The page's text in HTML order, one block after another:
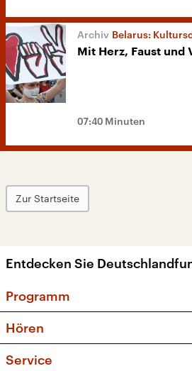
Belarus:
Mit Herz, Faust und
07:40 Minuten
Zur Startseite
Entdecken Sie
Programm
Sendungen und Podcasts
Musikliste
Hören
Service